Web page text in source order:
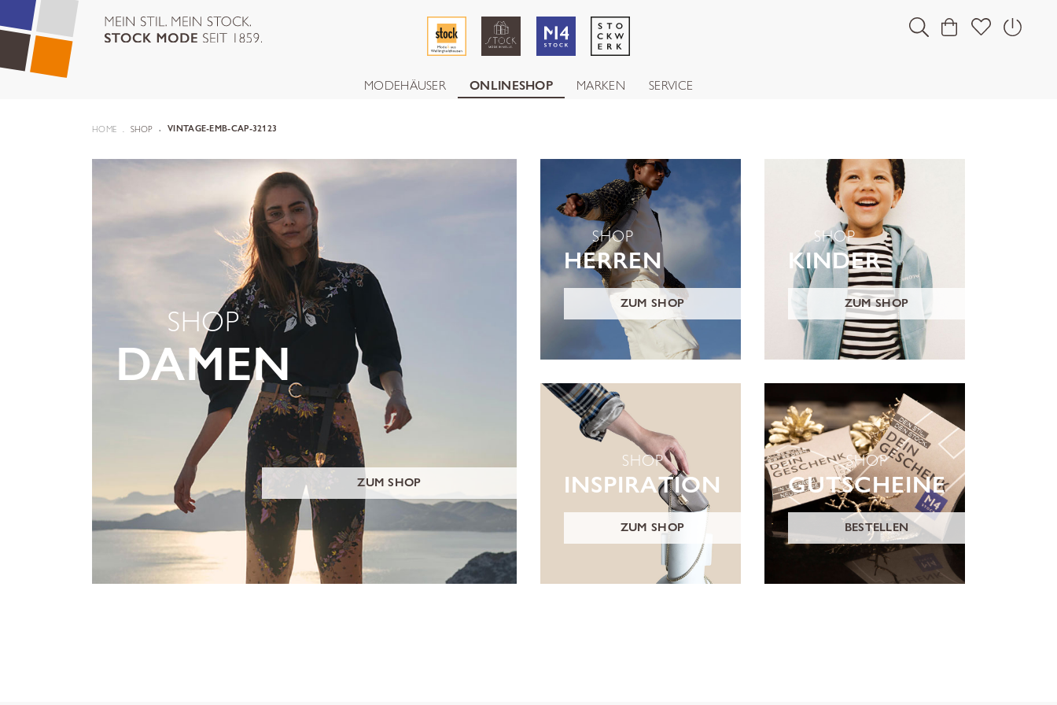
MODEHÄUSER ONLINESHOP MARKEN SERVICE
HOME SHOP VINTAGE-EMB-CAP-32123
SHOP
DAMEN
ZUM SHOP
SHOP
HERREN
ZUM SHOP
SHOP
KINDER
ZUM SHOP
SHOP
INSPIRATION
ZUM SHOP
SHOP
GUTSCHEINE
BESTELLEN